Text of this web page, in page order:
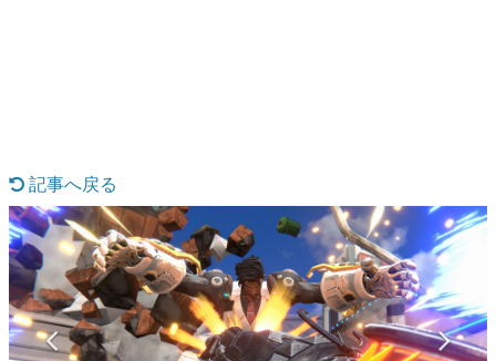
なんでゲームは面白い？
ゲーム開発者・hamatsu氏がゲームの魅力を画面や操作の
具体的な形から解き明かしていく、硬派で骨太な評論連載
です。
ゲームが変えた日本語
「経験値」「裏技」「ラスボス」… ゲームにまつわる言葉
の起源や用法の変遷を、コンピューター文化史研究家・タ
イニーP氏が徹底調査。
記事へ戻る